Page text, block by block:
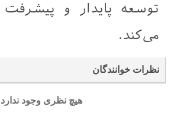
توسعه پایدار و
می‌کند.
نظرات خوانندگان
هیچ نظری وجود ندارد